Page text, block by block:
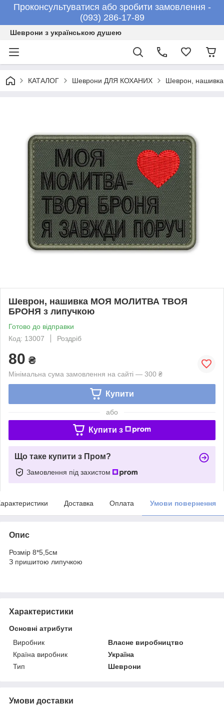
Проконсультуватися або зробити замовлення -
(093) 286-17-89
Шеврони з українською душею
КАТАЛОГ Шеврони ДЛЯ КОХАНИХ Шеврон,
Шеврон, нашивка МОЯ МОЛИТВА ТВОЯ
БРОНЯ з липучкою
Готово до відправки
Код: 13007
Роздріб
80 ₴
Мінімальна сума замовлення на сайті — 300 ₴
Купити
або
Купити з
Що таке купити з Пром?
Замовлення під захистом
Доставка Оплата Умови повернення
Опис
Розмір 8*5,5см
З пришитою липучкою
Характеристики
Основні атрибути
Виробник
Власне виробництво
Країна виробник
Україна
Тип
Шеврони
Умови доставки